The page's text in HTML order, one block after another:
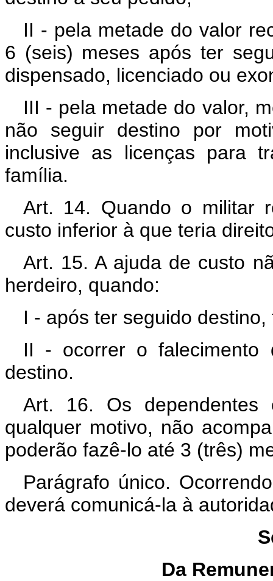
II - pela metade do valor
6 (seis) meses após ter
dispensado, licenciado ou
III - pela metade do valor,
não seguir destino por
inclusive as licenças para
família.
Art. 14. Quando o militar
custo inferior à que teria
Art. 15. A ajuda de custo
herdeiro, quando:
I - após ter seguido
II - ocorrer o falecimento
destino.
Art. 16. Os
qualquer motivo, não
poderão fazê-lo até 3 (três)
Parágrafo único.
deverá comunicá-la à
Da